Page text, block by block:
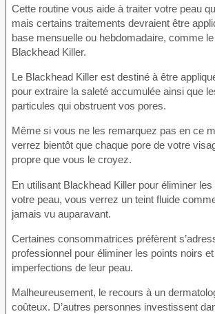
Cette routine vous aide à traiter votre peau
mais certains traitements devraient être
base mensuelle ou hebdomadaire, comme
Blackhead Killer.
Le Blackhead Killer est destiné à être
pour extraire la saleté accumulée ainsi que
particules qui obstruent vos pores.
Même si vous ne les remarquez pas en ce
verrez bientôt que chaque pore de votre
propre que vous le croyez.
En utilisant Blackhead Killer pour éliminer
votre peau, vous verrez un teint fluide
jamais vu auparavant.
Certaines consommatrices préfèrent
professionnel pour éliminer les points noirs
imperfections de leur peau.
Malheureusement, le recours à un
coûteux. D’autres personnes investissent